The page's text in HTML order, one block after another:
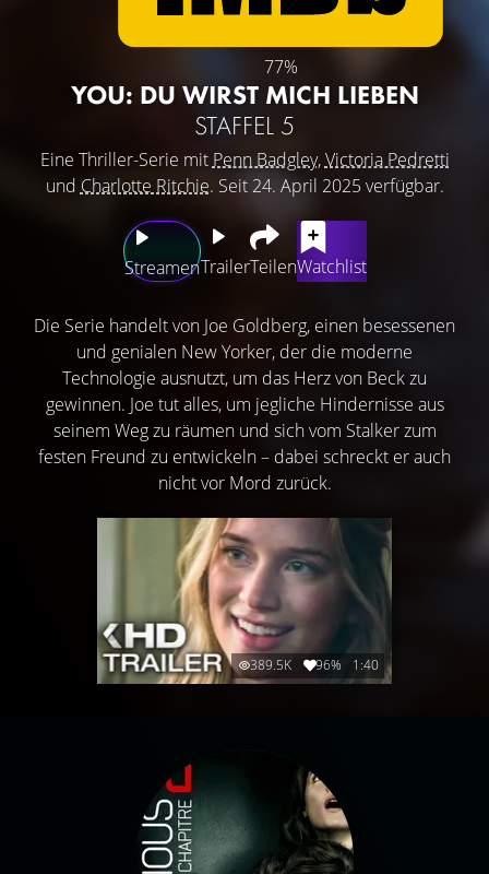
77%
YOU: DU WIRST MICH LIEBEN
STAFFEL 5
Eine Thriller-Serie mit Penn Badgley,Victoria Pedretti
und Charlotte Ritchie. Seit 24. April 2025 verfügbar.
StreamenTrailerTeilenWatchlist
Die Serie handelt von Joe Goldberg, einen besessenen
und genialen New Yorker, der die moderne
Technologie ausnutzt, um das Herz von Beck zu
gewinnen. Joe tut alles, um jegliche Hindernisse aus
seinem Weg zu räumen und sich vom Stalker zum
festen Freund zu entwickeln – dabei schreckt er auch
nicht vor Mord zurück.
389.5K 96% 1:40